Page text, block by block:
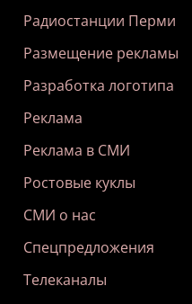
Радиостанции Перми
Размещение рекламы
Разработка логотипа
Реклама
Реклама в СМИ
Ростовые куклы
СМИ о нас
Спецпредложения
Телеканалы